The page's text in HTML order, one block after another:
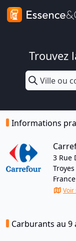
Trouvez
Informations
3 Rue
Troyes
France
Voir
Carburants au 9